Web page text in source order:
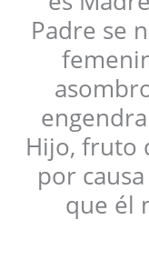
Padre se
Hijo, fruto
por
que él